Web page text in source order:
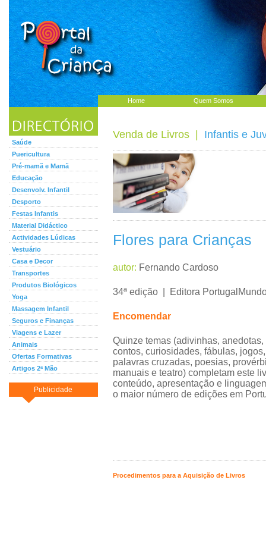
Home Quem Somos
Saúde
Puericultura
Pré-mamã e Mamã
Educação
Desenvolv. Infantil
Desporto
Festas Infantis
Material Didáctico
Actividades Lúdicas
Vestuário
Casa e Decor
Transportes
Produtos Biológicos
Yoga
Massagem Infantil
Seguros e Finanças
Viagens e Lazer
Animais
Ofertas Formativas
Artigos 2ª Mão
Publicidade
Venda de Livros Infantis e
Flores para Crianças
autor: Fernando Cardoso
34ª edição | Editora
Encomendar
Quinze temas (adivinhas,
contos, curiosidades, fábulas,
palavras cruzadas, poesias,
manuais e teatro) completam este
conteúdo, apresentação e
o maior número de edições em
Procedimentos para a Aquisição de Livros